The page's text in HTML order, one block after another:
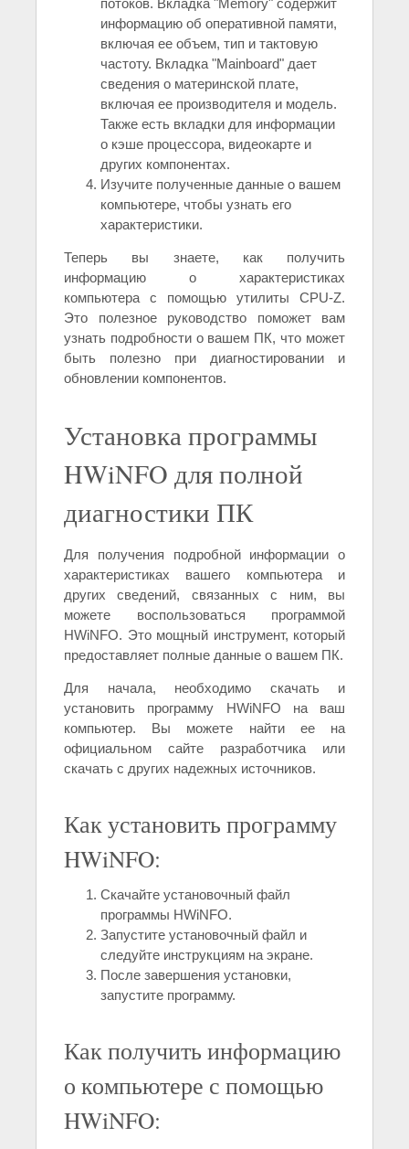
информацию об оперативной памяти,
включая ее объем, тип и тактовую
частоту. Вкладка "Mainboard" дает
сведения о материнской плате,
включая ее производителя и модель.
Также есть вкладки для информации
о кэше процессора, видеокарте и
других компонентах.
Изучите полученные данные о вашем
компьютере, чтобы узнать его
характеристики.
Теперь вы знаете, как получить
информацию о характеристиках
компьютера с помощью утилиты CPU-Z.
Это полезное руководство поможет вам
узнать подробности о вашем ПК, что может
быть полезно при диагностировании и
обновлении компонентов.
Установка программы
HWiNFO для полной
диагностики ПК
Для получения подробной информации о
характеристиках вашего компьютера и
других сведений, связанных с ним, вы
можете воспользоваться программой
HWiNFO. Это мощный инструмент, который
предоставляет полные данные о вашем ПК.
Для начала, необходимо скачать и
установить программу HWiNFO на ваш
компьютер. Вы можете найти ее на
официальном сайте разработчика или
скачать с других надежных источников.
Как установить программу
HWiNFO:
Скачайте установочный файл
программы HWiNFO.
Запустите установочный файл и
следуйте инструкциям на экране.
После завершения установки,
запустите программу.
Как получить информацию
о компьютере с помощью
HWiNFO: